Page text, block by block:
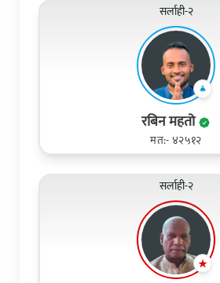
सर्लाही-२
रबिन महतो
मत:- ४२५१२
सर्लाही-२